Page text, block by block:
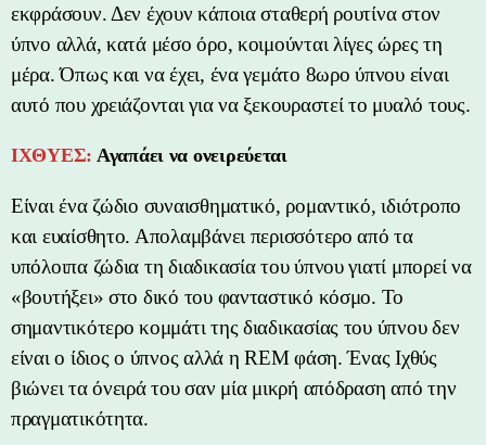
εκφράσουν. Δεν έχουν κάποια σταθερή ρουτίνα στον
ύπνο αλλά, κατά μέσο όρο, κοιμούνται λίγες ώρες τη
μέρα. Όπως και να έχει, ένα γεμάτο 8ωρο ύπνου είναι
αυτό που χρειάζονται για να ξεκουραστεί το μυαλό τους.
ΙΧΘΥΕΣ: Αγαπάει να ονειρεύεται
Είναι ένα ζώδιο συναισθηματικό, ρομαντικό, ιδιότροπο
και ευαίσθητο. Απολαμβάνει περισσότερο από τα
υπόλοιπα ζώδια τη διαδικασία του ύπνου γιατί μπορεί να
«βουτήξει» στο δικό του φανταστικό κόσμο. Το
σημαντικότερο κομμάτι της διαδικασίας του ύπνου δεν
είναι ο ίδιος ο ύπνος αλλά η REM φάση. Ένας Ιχθύς
βιώνει τα όνειρά του σαν μία μικρή απόδραση από την
πραγματικότητα.